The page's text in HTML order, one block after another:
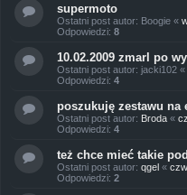
supermoto
Ostatni post autor: Boogie «
Odpowiedzi: 8
10.02.2009 zmarl po
Ostatni post autor: jacki102 «
Odpowiedzi: 4
poszukuję zestawu na
Ostatni post autor: Broda «
Odpowiedzi: 4
też chce mieć takie
Ostatni post autor: qgel «
Odpowiedzi: 2